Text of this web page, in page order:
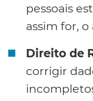
pessoais
assim for, o
Direito de
corrigir